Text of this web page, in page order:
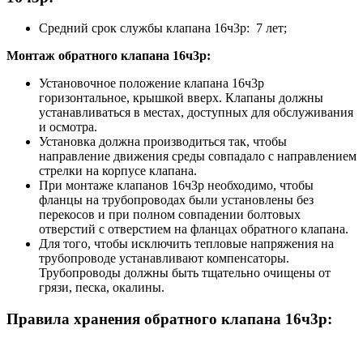
Средний срок службы клапана 16ч3р: 7 лет;
Монтаж обратного клапана 16ч3р:
Установочное положение клапана 16ч3р
горизонтальное, крышкой вверх. Клапаны должны
устанавливаться в местах, доступных для обслуживания
и осмотра.
Установка должна производиться так, чтобы
направление движения среды совпадало с направлением
стрелки на корпусе клапана.
При монтаже клапанов 16ч3р необходимо, чтобы
фланцы на трубопроводах были установлены без
перекосов и при полном совпадении болтовых
отверстий с отверстием на фланцах обратного клапана.
Для того, чтобы исключить тепловые напряжения на
трубопроводе устанавливают компенсаторы.
Трубопроводы должны быть тщательно очищены от
грязи, песка, окалины.
Правила хранения обратного клапана 16ч3р: